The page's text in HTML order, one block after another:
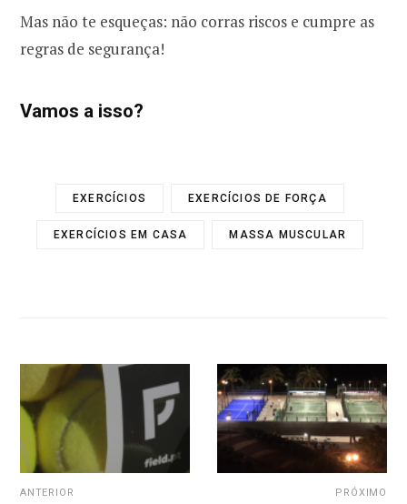
Mas não te esqueças: não corras riscos e cumpre as
regras de segurança!
Vamos a isso?
EXERCÍCIOS EXERCÍCIOS DE FORÇA
EXERCÍCIOS EM CASA MASSA MUSCULAR
ANTERIOR PRÓXIMO